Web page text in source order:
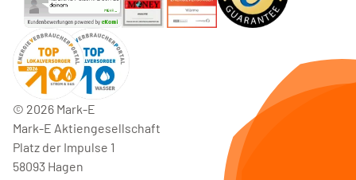
© 2026 Mark-E
Mark-E Aktiengesellschaft
Platz der Impulse 1
58093 Hagen